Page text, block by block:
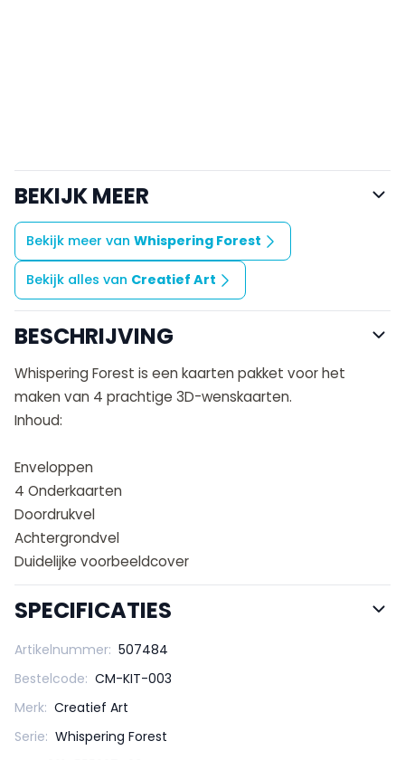
BEKIJK MEER
Bekijk meer van Whispering Forest
Bekijk alles van Creatief Art
BESCHRIJVING
Whispering Forest is een kaarten pakket voor het
maken van 4 prachtige 3D-wenskaarten.
Inhoud:
Enveloppen
4 Onderkaarten
Doordrukvel
Achtergrondvel
Duidelijke voorbeeldcover
SPECIFICATIES
Artikelnummer: 507484
Bestelcode: CM-KIT-003
Merk: Creatief Art
Serie: Whispering Forest